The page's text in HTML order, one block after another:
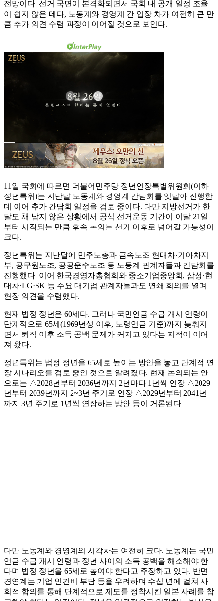
전망이다. 선거 국면이 본격화되면서 국회 내 공개 일정 조율
이 쉽지 않은 데다, 노동계와 경영계 간 입장 차가 여전히 큰 만
큼 추가 의견 수렴 과정이 이어질 것으로 보인다.
11일 국회에 따르면 더불어민주당 정년연장특별위원회(이하
정년특위)는 지난달 노동계와 경영계 간담회를 잇달아 진행한
데 이어 추가 간담회 일정을 검토 중이다. 다만 지방선거가 한
달도 채 남지 않은 상황에서 공식 선거운동 기간이 이달 21일
부터 시작되는 만큼 후속 논의는 선거 이후로 넘어갈 가능성이
크다.
정년특위는 지난달에 민주노총과 금속노조 현대차·기아차지
부, 공무원노조, 공공운수노조 등 노동계 관계자들과 간담회를
진행했다. 이어 한국경영자총협회와 중소기업중앙회, 삼성·현
대차·LG·SK 등 주요 대기업 관계자들과도 연쇄 회의를 열며
현장 의견을 수렴했다.
현재 법정 정년은 60세다. 그러나 국민연금 수급 개시 연령이
단계적으로 65세(1969년생 이후, 노령연금 기준)까지 늦춰지
면서 퇴직 이후 소득 공백 문제가 커지고 있다는 지적이 이어
져 왔다.
정년특위는 법정 정년을 65세로 높이는 방안을 놓고 단계적 연
장 시나리오를 검토 중인 것으로 알려졌다. 현재 논의되는 안
으로는 △2028년부터 2036년까지 2년마다 1년씩 연장 △2029
년부터 2039년까지 2~3년 주기로 연장 △2029년부터 2041년
까지 3년 주기로 1년씩 연장하는 방안 등이 거론된다.
다만 노동계와 경영계의 시각차는 여전히 크다. 노동계는 국민
연금 수급 개시 연령과 정년 사이의 소득 공백을 해소해야 한
다며 법정 정년을 65세로 높여야 한다고 주장하고 있다. 반면
경영계는 기업 인건비 부담 등을 우려하며 수십 년에 걸쳐 사
회적 합의를 통해 단계적으로 제도를 정착시킨 일본 사례를 참